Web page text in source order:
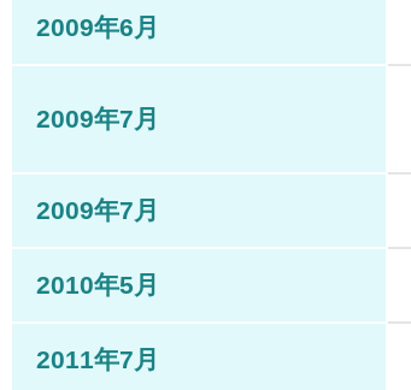
2009年6月
2009年7月
2009年7月
2010年5月
2011年7月